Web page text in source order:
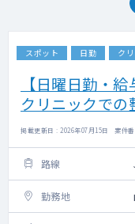
スポット 日勤 ク
【日曜日勤・
クリニックでの
掲載更新日 : 2026年07月15日 案件
路線
勤務地